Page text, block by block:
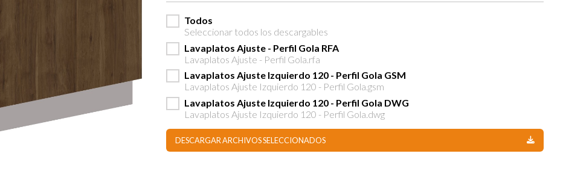
Todos
Seleccionar todos los descargables
Lavaplatos Ajuste - Perfil Gola RFA
Lavaplatos Ajuste - Perfil Gola.rfa
Lavaplatos Ajuste Izquierdo 120 - Perfil Gola GSM
Lavaplatos Ajuste Izquierdo 120 - Perfil Gola.gsm
Lavaplatos Ajuste Izquierdo 120 - Perfil Gola DWG
Lavaplatos Ajuste Izquierdo 120 - Perfil Gola.dwg
DESCARGAR ARCHIVOS SELECCIONADOS